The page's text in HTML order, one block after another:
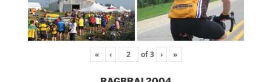
« ‹ of3 › »